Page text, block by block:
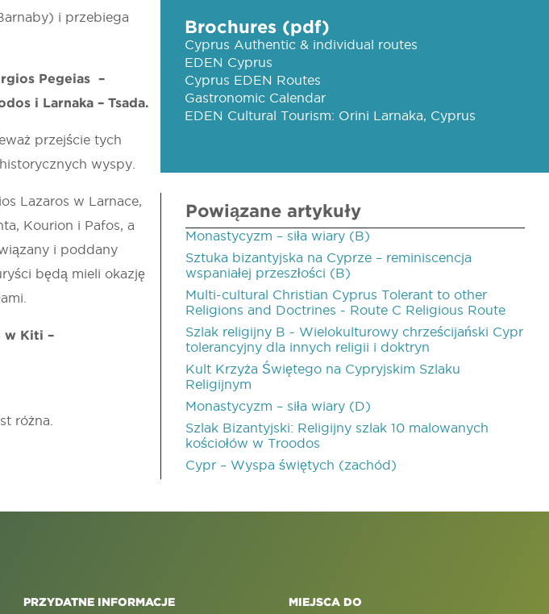
i przebiega
Pegeias –
i Larnaka – Tsada.
przejście tych
wyspy.
Lazaros w Larnace,
Kourion i Pafos, a
i poddany
będą mieli okazję
w Kiti –
różna.
Brochures (pdf)
Cyprus Authentic & individual routes
EDEN Cyprus
Cyprus EDEN Routes
Gastronomic Calendar
EDEN Cultural Tourism: Orini Larnaka, Cyprus
Powiązane artykuły
Monastycyzm – siła wiary (B)
Sztuka bizantyjska na Cyprze – reminiscencja
wspaniałej przeszłości (B)
Multi-cultural Christian Cyprus Tolerant to other
Religions and Doctrines - Route C Religious Route
Szlak religijny B - Wielokulturowy chrześcijański Cypr
tolerancyjny dla innych religii i doktryn
Kult Krzyża Świętego na Cypryjskim Szlaku
Religijnym
Monastycyzm – siła wiary (D)
Szlak Bizantyjski: Religijny szlak 10 malowanych
kościołów w Troodos
Cypr – Wyspa świętych (zachód)
PRZYDATNE INFORMACJE MIEJSCA DO